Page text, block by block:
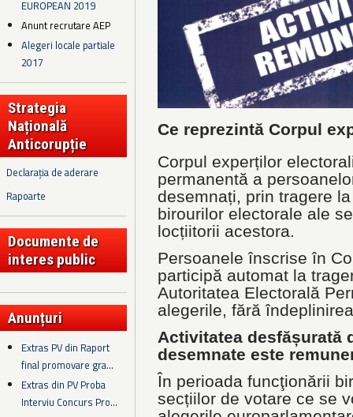
EUROPEAN 2019
Anunt recrutare AEP
Alegeri locale partiale
2017
Strategia
Națională
Anticorupție
Declarația de aderare
Rapoarte
Documente de
interes public
Anunțuri
Extras PV din Raport
final promovare gra...
Extras din PV Proba
Interviu Concurs Pro...
Ce reprezintă Corpul
Corpul experților
permanentă a
desemnați, prin tragere
birourilor electorale ale
locțiitorii acestora.
Persoanele înscrise în
participă automat la
Autoritatea Electorală
alegerile, fără
Activitatea desfășurată
desemnate este
În perioada funcţionării
secțiilor de votare ce se